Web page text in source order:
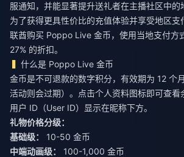
服通知，并能显著提升送礼者在主播社区中的
为了获得更具性价比的充值体验并享受地区支
联酋购买 Poppo Live 金币，使用当地支付方
27% 的折扣。
什么是 Poppo Live 金币
金币是不可退款的数字积分，有效期为 12 个
活动则会过期）。点击个人资料图标即可查
用户 ID（User ID）显示在昵称下方。
礼物价格分级：
基础级：
10-50 金币
中端动画级：
100-1,000 金币